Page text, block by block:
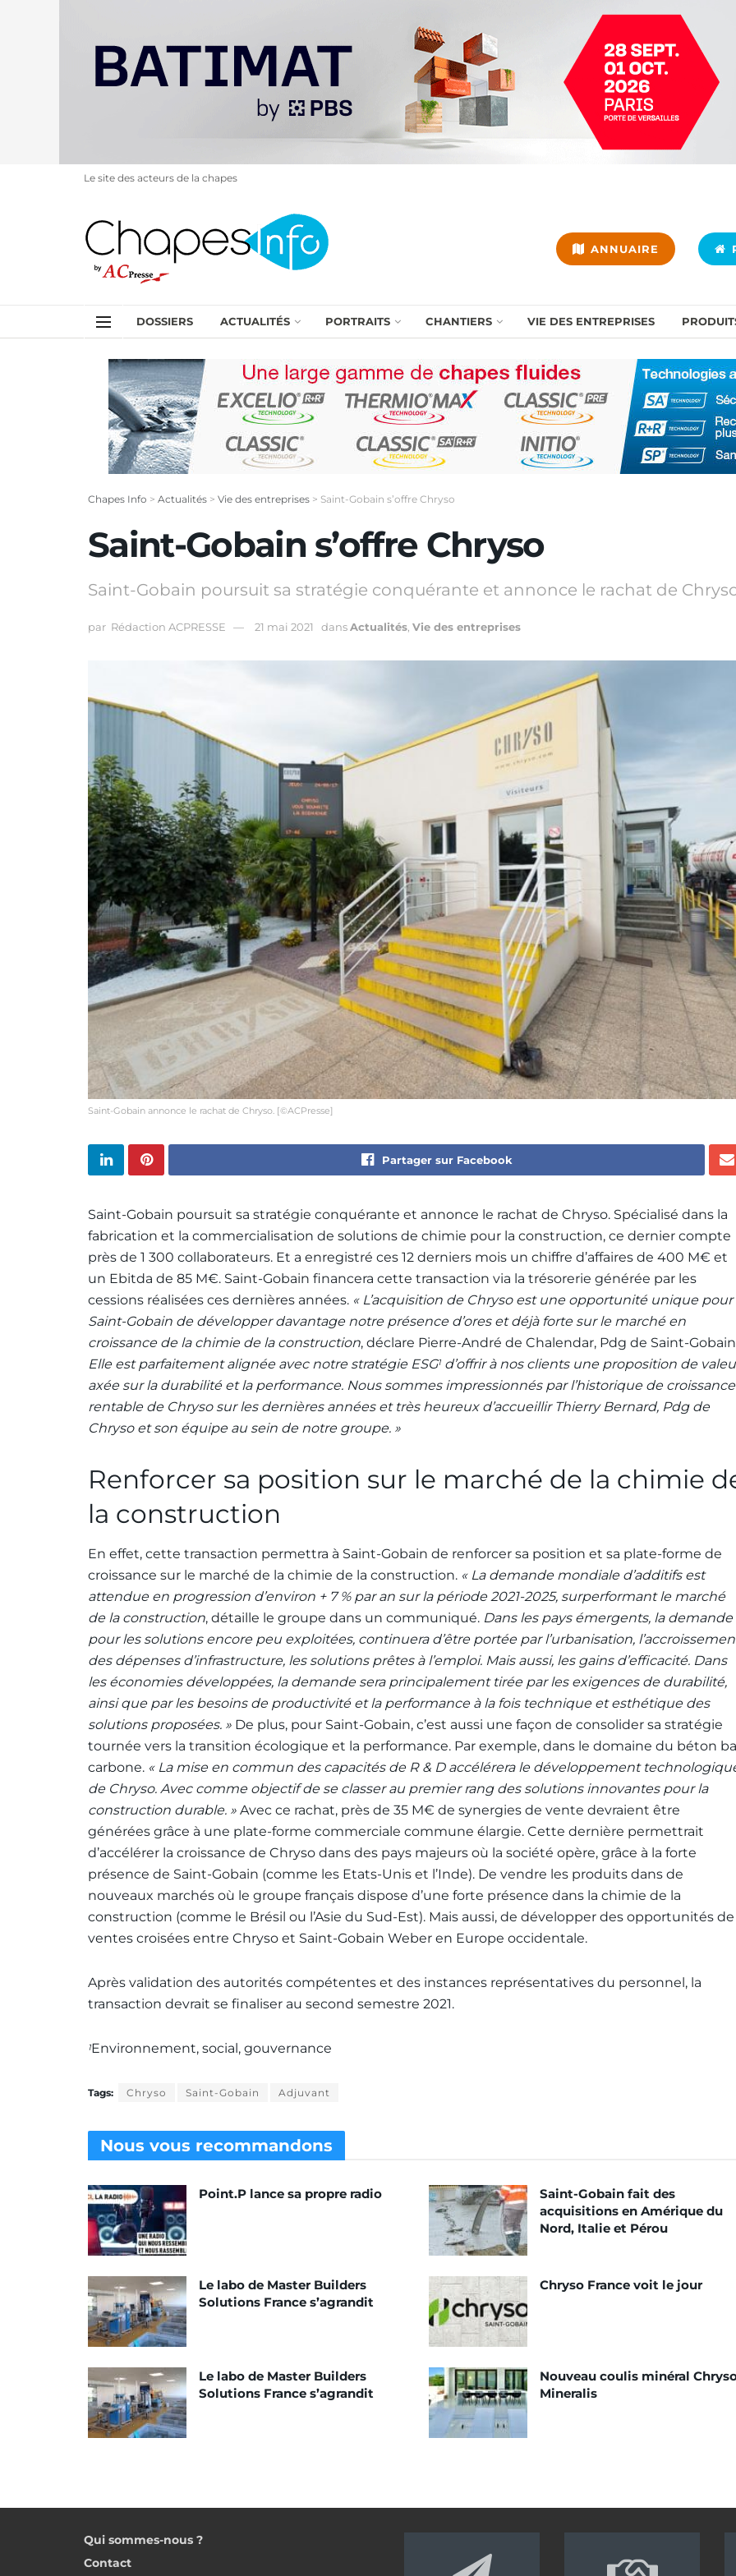
Le site des acteurs de la chapes
ANNUAIRE
DOSSIERS ACTUALITÉS PORTRAITS CHANTIERS VIE DES ENTREPRISES
Chapes Info > Actualités > Vie des entreprises > Saint-Gobain s’offre Chryso
Saint-Gobain s’offre Chryso
Saint-Gobain poursuit sa stratégie conquérante et annonce le rachat de
par Rédaction ACPRESSE 21 mai 2021 dansActualités Vie des entreprises
Saint-Gobain annonce le rachat de Chryso. [©ACPresse]
Partager sur Facebook
Saint-Gobain poursuit sa stratégie conquérante et annonce le rachat de Chryso. Spécialisé dans la
fabrication et la commercialisation de solutions de chimie pour la construction, ce dernier compte
près de 1 300 collaborateurs. Et a enregistré ces 12 derniers mois un chiffre d’affaires de 400 M€ et
un Ebitda de 85 M€. Saint-Gobain financera cette transaction via la trésorerie générée par les
cessions réalisées ces dernières années. « L’acquisition de Chryso est une opportunité unique pour
Saint-Gobain de développer davantage notre présence d’ores et déjà forte sur le marché en
croissance de la chimie de la construction, déclare Pierre-André de Chalendar, Pdg de Saint-
Elle est parfaitement alignée avec notre stratégie ESG1 d’offrir à nos clients une proposition de
axée sur la durabilité et la performance. Nous sommes impressionnés par l’historique de croissance
rentable de Chryso sur les dernières années et très heureux d’accueillir Thierry Bernard, Pdg de
Chryso et son équipe au sein de notre groupe. »
Renforcer sa position sur le marché de la chimie
la construction
En effet, cette transaction permettra à Saint-Gobain de renforcer sa position et sa plate-forme de
croissance sur le marché de la chimie de la construction. « La demande mondiale d’additifs est
attendue en progression d’environ + 7 % par an sur la période 2021-2025, surperformant le marché
de la construction, détaille le groupe dans un communiqué. Dans les pays émergents, la demande
pour les solutions encore peu exploitées, continuera d’être portée par l’urbanisation,
des dépenses d’infrastructure, les solutions prêtes à l’emploi. Mais aussi, les gains d’efficacité. Dans
les économies développées, la demande sera principalement tirée par les exigences de durabilité,
ainsi que par les besoins de productivité et la performance à la fois technique et esthétique des
solutions proposées. » De plus, pour Saint-Gobain, c’est aussi une façon de consolider sa stratégie
tournée vers la transition écologique et la performance. Par exemple, dans le domaine du béton
carbone. « La mise en commun des capacités de R & D accélérera le développement
de Chryso. Avec comme objectif de se classer au premier rang des solutions innovantes pour la
construction durable. » Avec ce rachat, près de 35 M€ de synergies de vente devraient être
générées grâce à une plate-forme commerciale commune élargie. Cette dernière permettrait
d’accélérer la croissance de Chryso dans des pays majeurs où la société opère, grâce à la forte
présence de Saint-Gobain (comme les Etats-Unis et l’Inde). De vendre les produits dans de
nouveaux marchés où le groupe français dispose d’une forte présence dans la chimie de la
construction (comme le Brésil ou l’Asie du Sud-Est). Mais aussi, de développer des opportunités de
ventes croisées entre Chryso et Saint-Gobain Weber en Europe occidentale.
Après validation des autorités compétentes et des instances représentatives du personnel, la
transaction devrait se finaliser au second semestre 2021.
1Environnement, social, gouvernance
Tags: Chryso Saint-Gobain Adjuvant
Nous vous recommandons
Point.P lance sa propre radio
Saint-Gobain fait des
acquisitions en Amérique du
Nord, Italie et Pérou
Le labo de Master Builders
Solutions France s’agrandit
Chryso France voit le jour
Le labo de Master Builders
Solutions France s’agrandit
Nouveau coulis minéral
Mineralis
Qui sommes-nous ?
Contact